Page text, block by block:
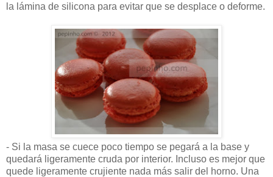
la lámina de silicona para evitar que se desplace o deforme.
- Si la masa se cuece poco tiempo se pegará a la base y
quedará ligeramente cruda por interior. Incluso es mejor que
quede ligeramente crujiente nada más salir del horno. Una